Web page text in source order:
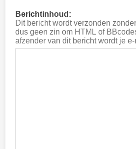
Berichtinhoud:
Dit bericht wordt verzonden
dus geen zin om HTML of
afzender van dit bericht wordt je